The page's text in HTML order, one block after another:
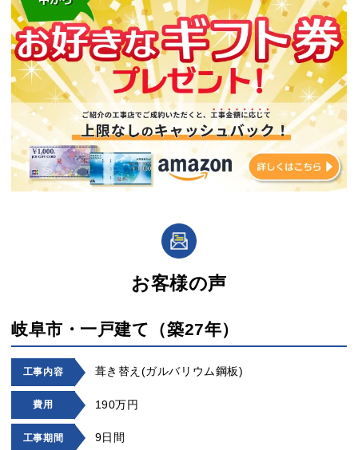
お客様の声
岐阜市・一戸建て（築27年）
工事内容 葺き替え(ガルバリウム鋼板)
費用 190万円
工事期間 9日間